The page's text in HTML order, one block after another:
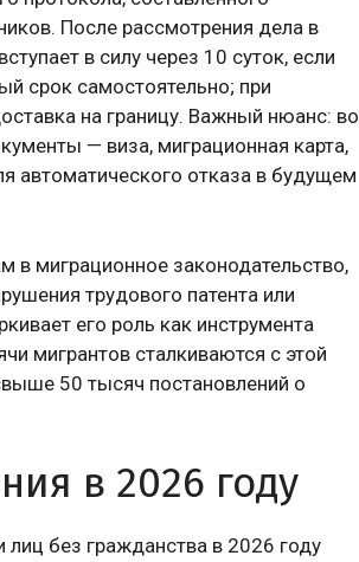
После рассмотрения дела в
в силу через 10 суток, если
срок самостоятельно; при
на границу. Важный нюанс: во
— виза, миграционная карта,
автоматического отказа в будущем
в миграционное законодательство,
трудового патента или
его роль как инструмента
мигрантов сталкиваются с этой
50 тысяч постановлений о
в 2026 году
без гражданства в 2026 году